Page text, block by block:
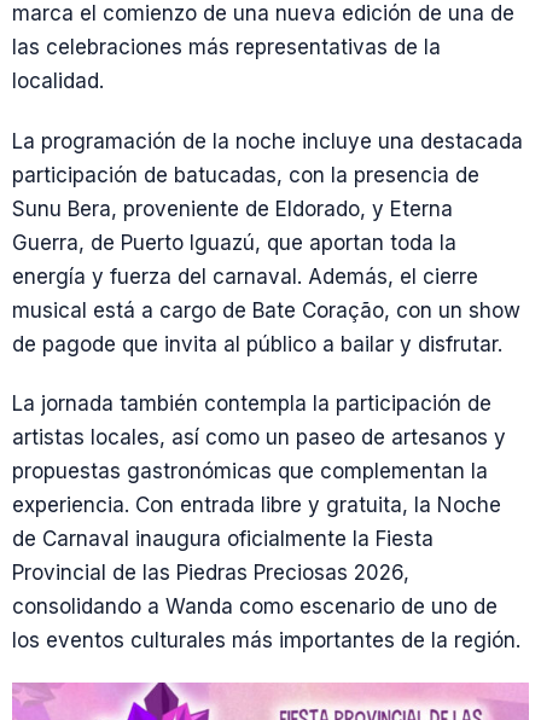
marca el comienzo de una nueva edición de una de
las celebraciones más representativas de la
localidad.
La programación de la noche incluye una destacada
participación de batucadas, con la presencia de
Sunu Bera, proveniente de Eldorado, y Eterna
Guerra, de Puerto Iguazú, que aportan toda la
energía y fuerza del carnaval. Además, el cierre
musical está a cargo de Bate Coração, con un show
de pagode que invita al público a bailar y disfrutar.
La jornada también contempla la participación de
artistas locales, así como un paseo de artesanos y
propuestas gastronómicas que complementan la
experiencia. Con entrada libre y gratuita, la Noche
de Carnaval inaugura oficialmente la Fiesta
Provincial de las Piedras Preciosas 2026,
consolidando a Wanda como escenario de uno de
los eventos culturales más importantes de la región.